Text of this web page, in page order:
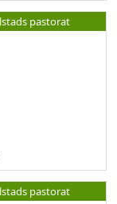
pastorat
pastorat